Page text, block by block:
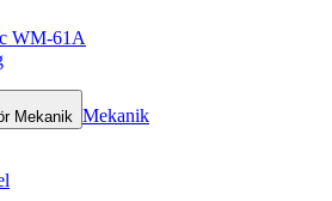
WM-61A
Mekanik Mekanik